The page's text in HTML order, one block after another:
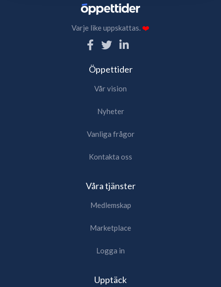
Varje like uppskattas.❤️
Öppettider
Vår vision
Nyheter
Vanliga frågor
Kontakta oss
Våra tjänster
Medlemskap
Marketplace
Logga in
Upptäck